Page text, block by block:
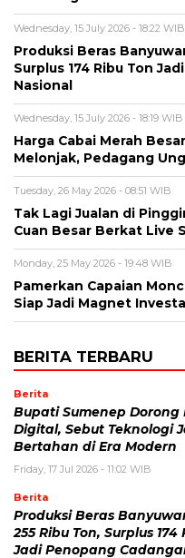
Wednesday, 15 July 2026 - 18:22 WIB
Produksi Beras
Surplus 174 Ribu Ton
Nasional
Wednesday, 15 July 2026 - 18:19 WIB
Harga Cabai Merah
Melonjak, Pedagang
Tuesday, 26 May 2026 - 08:51 WIB
Tak Lagi Jualan di
Cuan Besar Berkat Live
Monday, 25 May 2026 - 19:48 WIB
Pamerkan Capaian
Siap Jadi Magnet
BERITA TERBARU
Berita
Bupati Sumenep Dorong
Digital, Sebut Teknologi
Bertahan di Era Modern
Friday, 17 Jul 2026 - 11:02 WIB
Berita
Produksi Beras
255 Ribu Ton, Surplus 174
Jadi Penopang